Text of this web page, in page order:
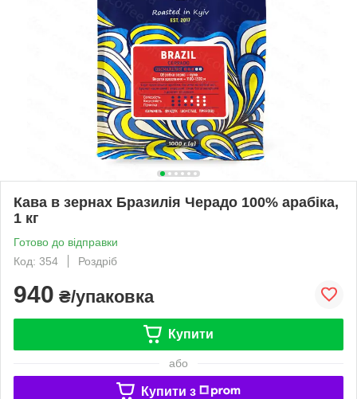
Кава в зернах Бразилія Черадо 100% арабіка,
1 кг
Готово до відправки
Код: 354
Роздріб
940 ₴/упаковка
Купити
або
Купити з